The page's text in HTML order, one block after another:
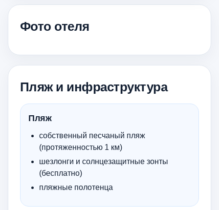
Фото отеля
Пляж и инфраструктура
Пляж
собственный песчаный пляж
(протяженностью 1 км)
шезлонги и солнцезащитные зонты
(бесплатно)
пляжные полотенца